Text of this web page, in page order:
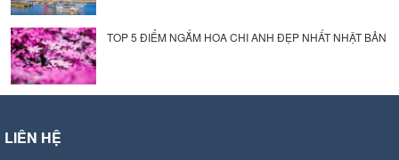
TOP 5 ĐIỂM NGẮM HOA CHI ANH ĐẸP NHẤT NHẬT BẢN
LIÊN HỆ